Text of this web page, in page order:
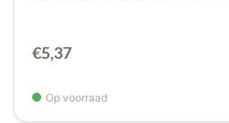
Oorspronkelijke
was:
€5,37Huidige
is:
Op voorraad